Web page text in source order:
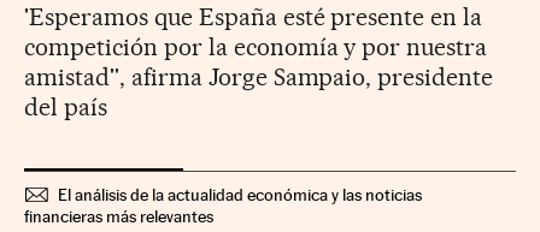
'Esperamos que España esté presente en la
competición por la economía y por nuestra
amistad'', afirma Jorge Sampaio, presidente
del país
El análisis de la actualidad económica y las noticias
financieras más relevantes